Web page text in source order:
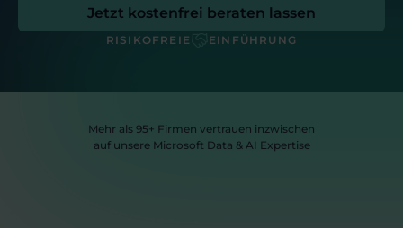
Jetzt kostenfrei beraten lassen
RISIKOFREIE EINFÜHRUNG
Mehr als 95+ Firmen vertrauen inzwischen
auf unsere Microsoft Data & AI Expertise